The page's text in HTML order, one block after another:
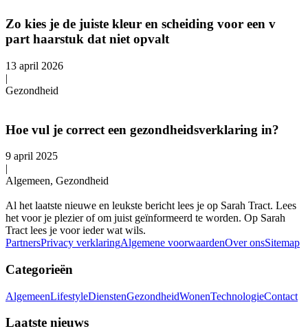
Zo kies je de juiste kleur en scheiding voor een v
part haarstuk dat niet opvalt
13 april 2026
|
Gezondheid
Hoe vul je correct een gezondheidsverklaring in?
9 april 2025
|
Algemeen, Gezondheid
Al het laatste nieuwe en leukste bericht lees je op Sarah Tract. Lees
het voor je plezier of om juist geïnformeerd te worden. Op Sarah
Tract lees je voor ieder wat wils.
PartnersPrivacy verklaringAlgemene voorwaardenOver onsSitemap
Categorieën
AlgemeenLifestyleDienstenGezondheidWonenTechnologieContact
Laatste nieuws